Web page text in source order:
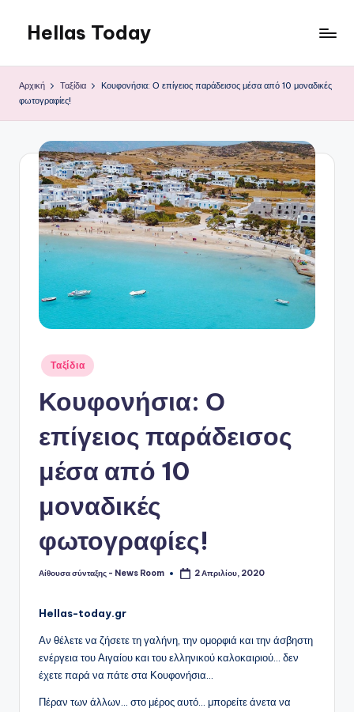
Μετάβαση
περιεχόμενο
Hellas Today
Αρχική Ταξίδια
Κουφονήσια: Ο επίγειος παράδεισος μέσα από 10 μοναδικές
φωτογραφίες!
Αναρτήθηκε
σε
Ταξίδια
Κουφονήσια: Ο
επίγειος παράδεισος
μέσα από 10
μοναδικές
φωτογραφίες!
Συγγραφέας:
Αίθουσα σύνταξης - News Room 2 Απριλίου, 2020
Hellas-today.gr
Αν θέλετε να ζήσετε τη γαλήνη, την ομορφιά και την άσβηστη
ενέργεια του Αιγαίου και του ελληνικού καλοκαιριού… δεν
έχετε παρά να πάτε στα Κουφονήσια…
Πέραν των άλλων… στο μέρος αυτό… μπορείτε άνετα να